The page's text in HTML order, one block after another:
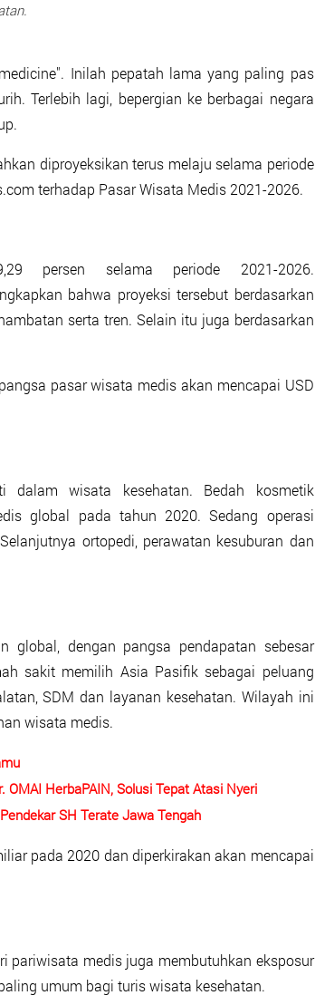
Inilah pepatah lama yang paling pas
Terlebih lagi, bepergian ke berbagai negara
diproyeksikan terus melaju selama periode
terhadap Pasar Wisata Medis 2021-2026.
persen selama periode 2021-2026.
bahwa proyeksi tersebut berdasarkan
serta tren. Selain itu juga berdasarkan
pasar wisata medis akan mencapai USD
dalam wisata kesehatan. Bedah kosmetik
global pada tahun 2020. Sedang operasi
ortopedi, perawatan kesuburan dan
global, dengan pangsa pendapatan sebesar
sakit memilih Asia Pasifik sebagai peluang
SDM dan layanan kesehatan. Wilayah ini
wisata medis.
OMAI HerbaPAIN, Solusi Tepat Atasi Nyeri
SH Terate Jawa Tengah
pada 2020 dan diperkirakan akan mencapai
pariwisata medis juga membutuhkan eksposur
umum bagi turis wisata kesehatan.